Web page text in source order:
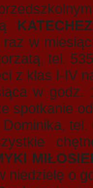
w
tel.
z klas I-IV
w godz.
spotkanie
tel.
niedzielę o